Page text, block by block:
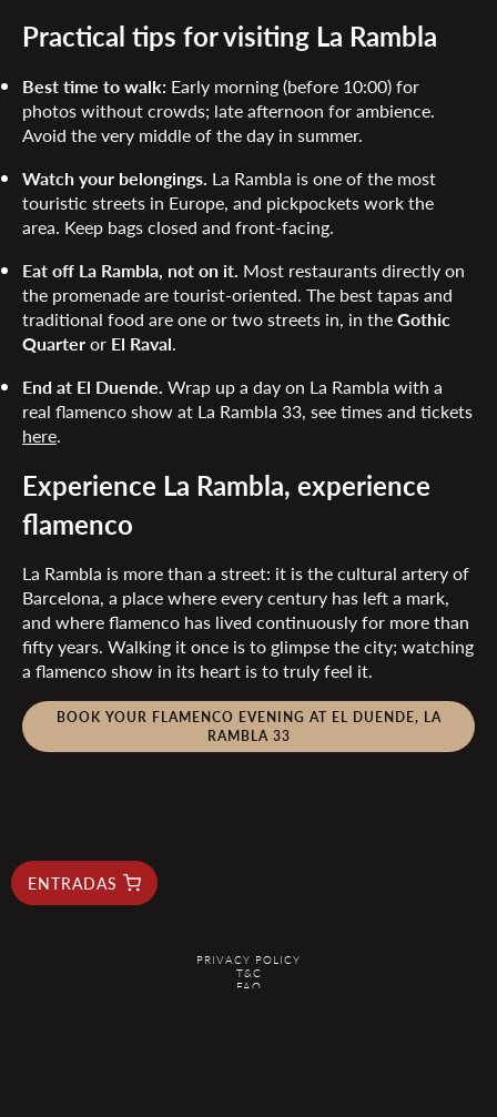
Practical tips for visiting La Rambla
Best time to walk: Early morning (before 10:00) for
photos without crowds; late afternoon for ambience.
Avoid the very middle of the day in summer.
Watch your belongings. La Rambla is one of the most
touristic streets in Europe, and pickpockets work the
area. Keep bags closed and front-facing.
Eat off La Rambla, not on it. Most restaurants directly on
the promenade are tourist-oriented. The best tapas and
traditional food are one or two streets in, in theGothic
Quarteror El Raval.
End at El Duende. Wrap up a day on La Rambla with a
real flamenco show at La Rambla 33, see times and tickets
here.
Experience La Rambla, experience
flamenco
La Rambla is more than a street: it is the cultural artery of
Barcelona, a place where every century has left a mark,
and where flamenco has lived continuously for more than
fifty years. Walking it once is to glimpse the city; watching
a flamenco show in its heart is to truly feel it.
BOOK YOUR FLAMENCO EVENING AT EL DUENDE, LA
RAMBLA 33
ENTRADAS
PRIVACY POLICY
T&C
FAQ